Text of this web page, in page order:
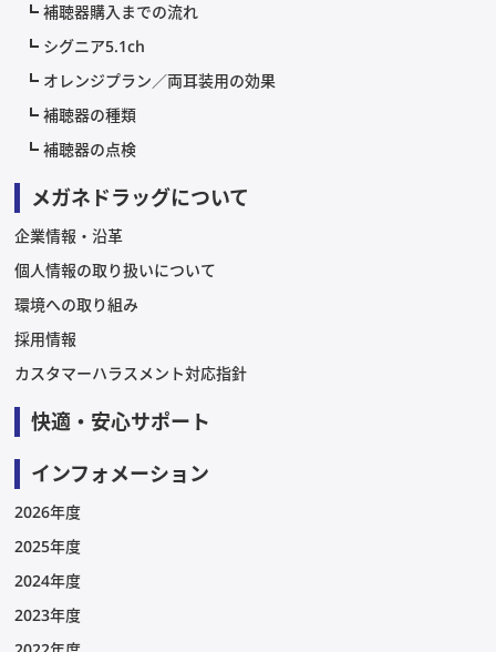
補聴器購入までの流れ
シグニア5.1ch
オレンジプラン／両耳装用の効果
補聴器の種類
補聴器の点検
メガネドラッグについて
企業情報・沿革
個人情報の取り扱いについて
環境への取り組み
採用情報
カスタマーハラスメント対応指針
快適・安心サポート
インフォメーション
2026年度
2025年度
2024年度
2023年度